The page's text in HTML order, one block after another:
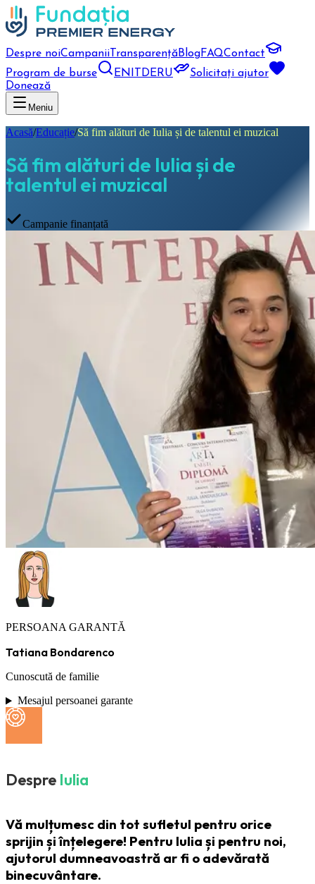
Despre noiCampanii TransparențăBlogFAQContact
Program de burse
EN DERU
Solicitați ajutor
Donează
Meniu
Acasă/Educație/Să fim alături de Iulia și de talentul ei muzical
Să fim alături de Iulia și de
talentul ei muzical
Campanie finanțată
PERSOANA GARANTĂ
Tatiana Bondarenco
Cunoscută de familie
Mesajul persoanei garante
Despre Iulia
Vă mulțumesc din tot sufletul pentru orice
sprijin și înțelegere! Pentru Iulia și pentru noi,
ajutorul dumneavoastră ar fi o adevărată
binecuvântare.